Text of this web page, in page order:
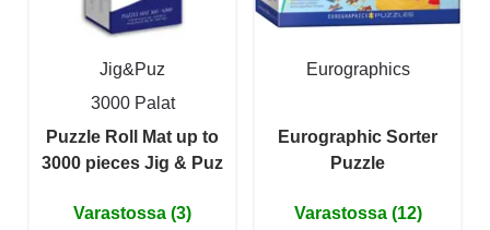
Jig&Puz
3000 Palat
Puzzle Roll Mat up to
3000 pieces Jig & Puz
Varastossa (3)
Eurographics
Eurographic Sorter
Puzzle
Varastossa (12)